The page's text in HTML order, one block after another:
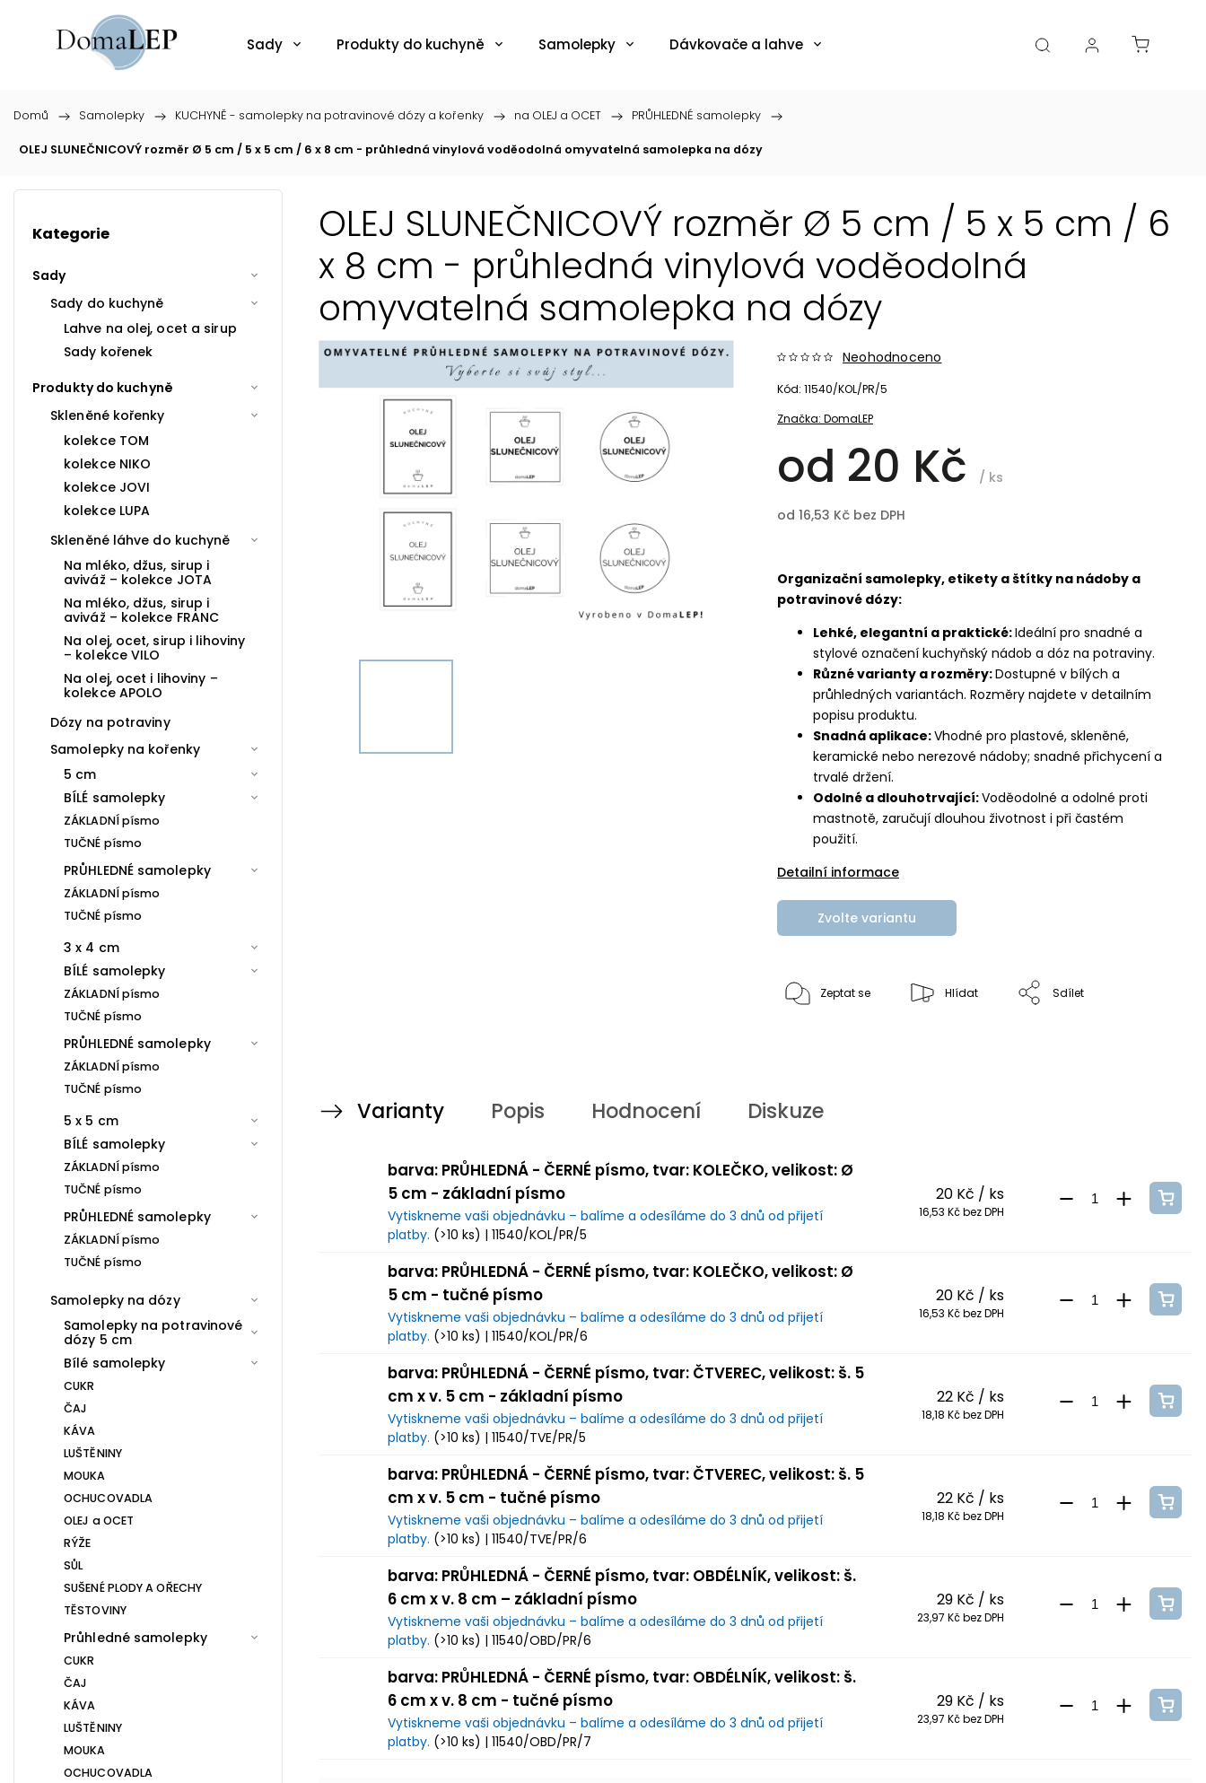
Sady Produkty do kuchyně Samolepky Dávkovače a lahve Boxy, dózy, kořenky, skleničky Akce
Domů / Samolepky / KUCHYNĚ - samolepky na potravinové dózy a kořenky / na OLEJ a OCET / PRŮHLEDNÉ samolepky /
OLEJ SLUNEČNICOVÝ rozměr Ø 5 cm / 5 x 5 cm / 6 x 8 cm - průhledná vinylová voděodolná omyvatelná samolepka na dózy
Kategorie
Sady
Sady do kuchyně
Lahve na olej, ocet a sirup
Sady kořenek
Produkty do kuchyně
Skleněné kořenky
kolekce TOM
kolekce NIKO
kolekce JOVI
kolekce LUPA
Skleněné láhve do kuchyně
Na mléko, džus, sirup i
aviváž – kolekce JOTA
Na mléko, džus, sirup i
aviváž – kolekce FRANC
Na olej, ocet, sirup i lihoviny
– kolekce VILO
Na olej, ocet i lihoviny –
kolekce APOLO
Dózy na potraviny
Samolepky na kořenky
5 cm
BÍLÉ samolepky
ZÁKLADNÍ písmo
TUČNÉ písmo
PRŮHLEDNÉ samolepky
ZÁKLADNÍ písmo
TUČNÉ písmo
3 x 4 cm
BÍLÉ samolepky
ZÁKLADNÍ písmo
TUČNÉ písmo
PRŮHLEDNÉ samolepky
ZÁKLADNÍ písmo
TUČNÉ písmo
5 x 5 cm
BÍLÉ samolepky
ZÁKLADNÍ písmo
TUČNÉ písmo
PRŮHLEDNÉ samolepky
ZÁKLADNÍ písmo
TUČNÉ písmo
Samolepky na dózy
Samolepky na potravinové
dózy 5 cm
Bílé samolepky
CUKR
ČAJ
KÁVA
LUŠTĚNINY
MOUKA
OCHUCOVADLA
OLEJ a OCET
RÝŽE
SŮL
SUŠENÉ PLODY A OŘECHY
TĚSTOVINY
Průhledné samolepky
CUKR
ČAJ
KÁVA
LUŠTĚNINY
MOUKA
OCHUCOVADLA
OLEJ SLUNEČNICOVÝ rozměr Ø 5 cm / 5 x 5 cm / 6
x 8 cm - průhledná vinylová voděodolná
omyvatelná samolepka na dózy
Značka: DomaLEP
Neohodnoceno
od 20 Kč / ks
od 16,53 Kč bez DPH
Kód: 11540/KOL/PR/5
Organizační samolepky, etikety a štítky na nádoby a
potravinové dózy:
Lehké, elegantní a praktické:Ideální pro snadné a
stylové označení kuchyňský nádob a dóz na potraviny.
Různé varianty a rozměry:Dostupné v bílých a
průhledných variantách. Rozměry najdete v detailním
popisu produktu.
Snadná aplikace:Vhodné pro plastové, skleněné,
keramické nebo nerezové nádoby; snadné přichycení a
trvalé držení.
Odolné a dlouhotrvající:Voděodolné a odolné proti
mastnotě, zaručují dlouhou životnost i při častém
použití.
Detailní informace
Zvolte variantu
Zeptat se Hlídat Sdílet
Varianty Popis Hodnocení Diskuze
barva: PRŮHLEDNÁ - ČERNÉ písmo, tvar: KOLEČKO, velikost: Ø
5 cm - základní písmo
Vytiskneme vaši objednávku – balíme a odesíláme do 3 dnů od přijetí
platby. (>10 ks) | 11540/KOL/PR/5
20 Kč / ks
16,53 Kč bez DPH
barva: PRŮHLEDNÁ - ČERNÉ písmo, tvar: KOLEČKO, velikost: Ø
5 cm - tučné písmo
Vytiskneme vaši objednávku – balíme a odesíláme do 3 dnů od přijetí
platby. (>10 ks) | 11540/KOL/PR/6
20 Kč / ks
16,53 Kč bez DPH
barva: PRŮHLEDNÁ - ČERNÉ písmo, tvar: ČTVEREC, velikost: š. 5
cm x v. 5 cm - základní písmo
Vytiskneme vaši objednávku – balíme a odesíláme do 3 dnů od přijetí
platby. (>10 ks) | 11540/TVE/PR/5
22 Kč / ks
18,18 Kč bez DPH
barva: PRŮHLEDNÁ - ČERNÉ písmo, tvar: ČTVEREC, velikost: š. 5
cm x v. 5 cm - tučné písmo
Vytiskneme vaši objednávku – balíme a odesíláme do 3 dnů od přijetí
platby. (>10 ks) | 11540/TVE/PR/6
22 Kč / ks
18,18 Kč bez DPH
barva: PRŮHLEDNÁ - ČERNÉ písmo, tvar: OBDÉLNÍK, velikost: š.
6 cm x v. 8 cm – základní písmo
Vytiskneme vaši objednávku – balíme a odesíláme do 3 dnů od přijetí
platby. (>10 ks) | 11540/OBD/PR/6
29 Kč / ks
23,97 Kč bez DPH
barva: PRŮHLEDNÁ - ČERNÉ písmo, tvar: OBDÉLNÍK, velikost: š.
6 cm x v. 8 cm - tučné písmo
Vytiskneme vaši objednávku – balíme a odesíláme do 3 dnů od přijetí
platby. (>10 ks) | 11540/OBD/PR/7
29 Kč / ks
23,97 Kč bez DPH